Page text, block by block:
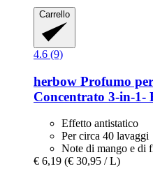
Carrello
4.6 (9)
herbow Profumo
Concentrato 3-​in-​1-​
Effetto antistatico
Per circa 40 lavaggi
Note di mango e di
€ 6,19 (€ 30,95 / L)